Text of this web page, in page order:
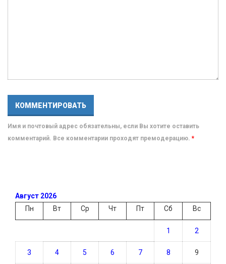
Имя и почтовый адрес обязательны, если Вы хотите оставить
комментарий. Все комментарии проходят премодерацию. *
Август 2026
Пн
Вт Ср Чт Пт Сб Вс
1 2
3 4 5 6 7 8 9